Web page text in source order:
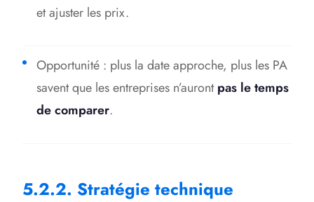
et ajuster les prix.
Opportunité : plus la date approche, plus les PA
savent que les entreprises n’aurontpas le temps
de comparer.
5.2.2. Stratégie technique